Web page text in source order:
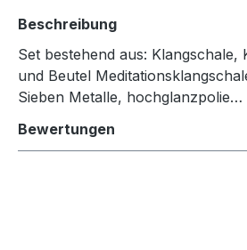
Beschreibung
Set bestehend aus: Klangschale,
und Beutel
Sieben Metalle, hochglanzpolie…
Bewertungen